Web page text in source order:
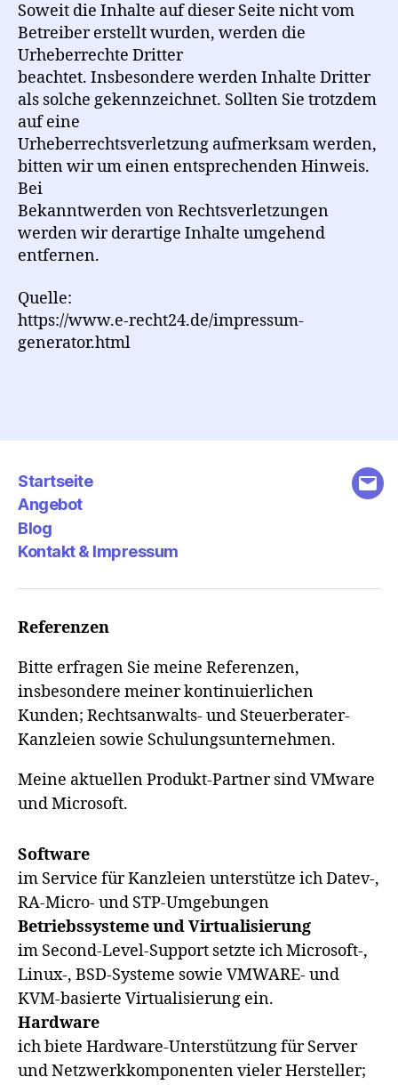
Soweit die Inhalte auf dieser Seite nicht vom
Betreiber erstellt wurden, werden die
Urheberrechte Dritter
beachtet. Insbesondere werden Inhalte Dritter
als solche gekennzeichnet. Sollten Sie trotzdem
auf eine
Urheberrechtsverletzung aufmerksam werden,
bitten wir um einen entsprechenden Hinweis.
Bei
Bekanntwerden von Rechtsverletzungen
werden wir derartige Inhalte umgehend
entfernen.
Quelle:
https://www.e-recht24.de/impressum-
generator.html
Startseite
Angebot
Blog
Kontakt & Impressum
E-
Referenzen
Bitte erfragen Sie meine Referenzen,
insbesondere meiner kontinuierlichen
Kunden; Rechtsanwalts- und Steuerberater-
Kanzleien sowie Schulungsunternehmen.
Meine aktuellen Produkt-Partner sind VMware
und Microsoft.
Software
im Service für Kanzleien unterstütze ich Datev-,
RA-Micro- und STP-Umgebungen
Betriebssysteme und Virtualisierung
im Second-Level-Support setzte ich Microsoft-,
Linux-, BSD-Systeme sowie VMWARE- und
KVM-basierte Virtualisierung ein.
Hardware
ich biete Hardware-Unterstützung für Server
und Netzwerkkomponenten vieler Hersteller;